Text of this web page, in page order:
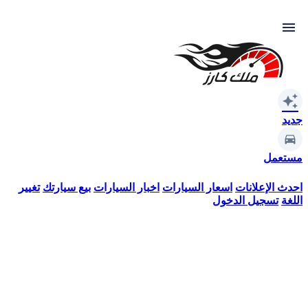
menu
auto_awesome
جديد
مستعمل
احدث الإعلانات اسعار السيارات اخبار السيارات بيع سيارتك تغيير
اللغة تسجيل الدخول